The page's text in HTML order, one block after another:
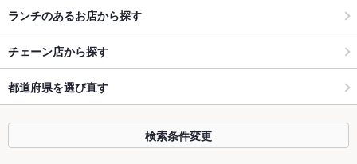
ランチのあるお店から探す
チェーン店から探す
都道府県を選び直す
検索条件変更